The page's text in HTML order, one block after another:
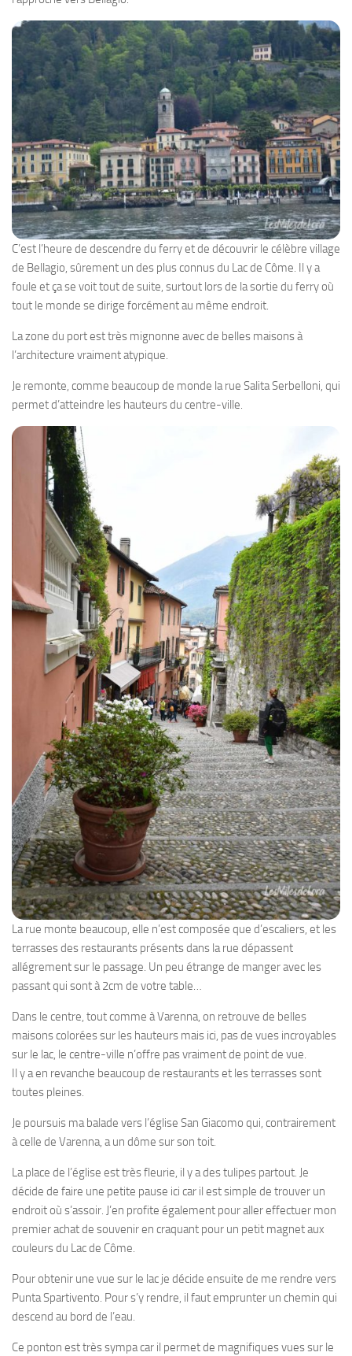
C’est l’heure de descendre du ferry et de découvrir le célèbre village
de Bellagio, sûrement un des plus connus du Lac de Côme. Il y a
foule et ça se voit tout de suite, surtout lors de la sortie du ferry où
tout le monde se dirige forcément au même endroit.
La zone du port est très mignonne avec de belles maisons à
l’architecture vraiment atypique.
Je remonte, comme beaucoup de monde la rue Salita Serbelloni, qui
permet d’atteindre les hauteurs du centre-ville.
La rue monte beaucoup, elle n’est composée que d’escaliers, et les
terrasses des restaurants présents dans la rue dépassent
allégrement sur le passage. Un peu étrange de manger avec les
passant qui sont à 2cm de votre table…
Dans le centre, tout comme à Varenna, on retrouve de belles
maisons colorées sur les hauteurs mais ici, pas de vues incroyables
sur le lac, le centre-ville n’offre pas vraiment de point de vue.
Il y a en revanche beaucoup de restaurants et les terrasses sont
toutes pleines.
Je poursuis ma balade vers l’église San Giacomo qui, contrairement
à celle de Varenna, a un dôme sur son toit.
La place de l’église est très fleurie, il y a des tulipes partout. Je
décide de faire une petite pause ici car il est simple de trouver un
endroit où s’assoir. J’en profite également pour aller effectuer mon
premier achat de souvenir en craquant pour un petit magnet aux
couleurs du Lac de Côme.
Pour obtenir une vue sur le lac je décide ensuite de me rendre vers
Punta Spartivento. Pour s’y rendre, il faut emprunter un chemin qui
descend au bord de l’eau.
Ce ponton est très sympa car il permet de magnifiques vues sur le